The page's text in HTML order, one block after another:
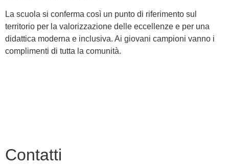
La scuola si conferma così un punto di riferimento sul
territorio per la valorizzazione delle eccellenze e per una
didattica moderna e inclusiva. Ai giovani campioni vanno i
complimenti di tutta la comunità.
Contatti